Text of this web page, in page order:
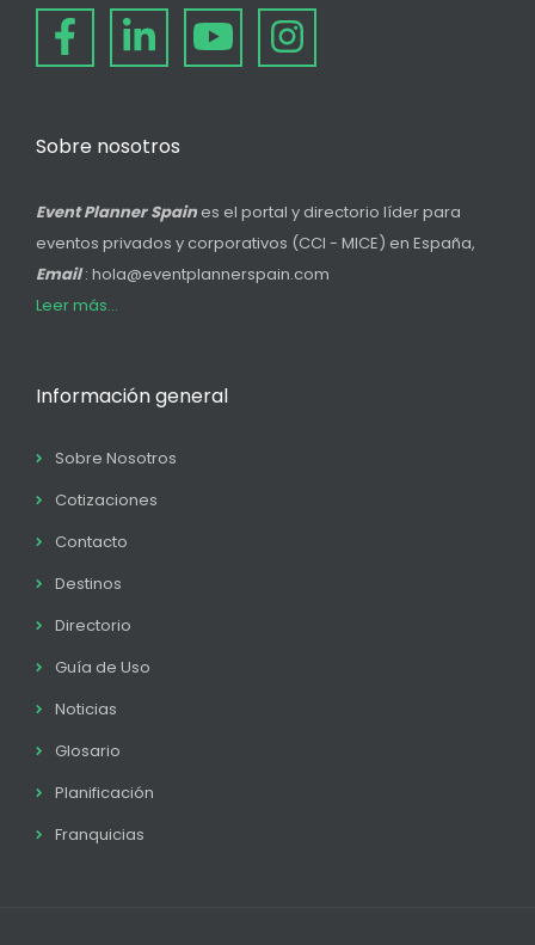
Sobre nosotros
Event Planner Spain es el portal y directorio líder para
eventos privados y corporativos (CCI - MICE) en España,
Email: hola@eventplannerspain.com
Leer más...
Información general
Sobre Nosotros
Cotizaciones
Contacto
Destinos
Directorio
Guía de Uso
Noticias
Glosario
Planificación
Franquicias